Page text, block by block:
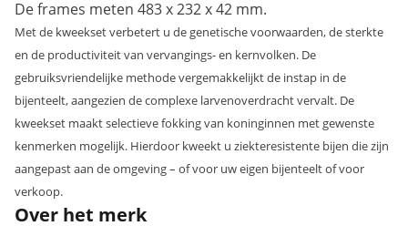
De frames meten 483 x 232 x 42 mm.
Met de kweekset verbetert u de genetische voorwaarden, de sterkte
en de productiviteit van vervangings- en kernvolken. De
gebruiksvriendelijke methode vergemakkelijkt de instap in de
bijenteelt, aangezien de complexe larvenoverdracht vervalt. De
kweekset maakt selectieve fokking van koninginnen met gewenste
kenmerken mogelijk. Hierdoor kweekt u ziekteresistente bijen die zijn
aangepast aan de omgeving – of voor uw eigen bijenteelt of voor
verkoop.
Over het merk